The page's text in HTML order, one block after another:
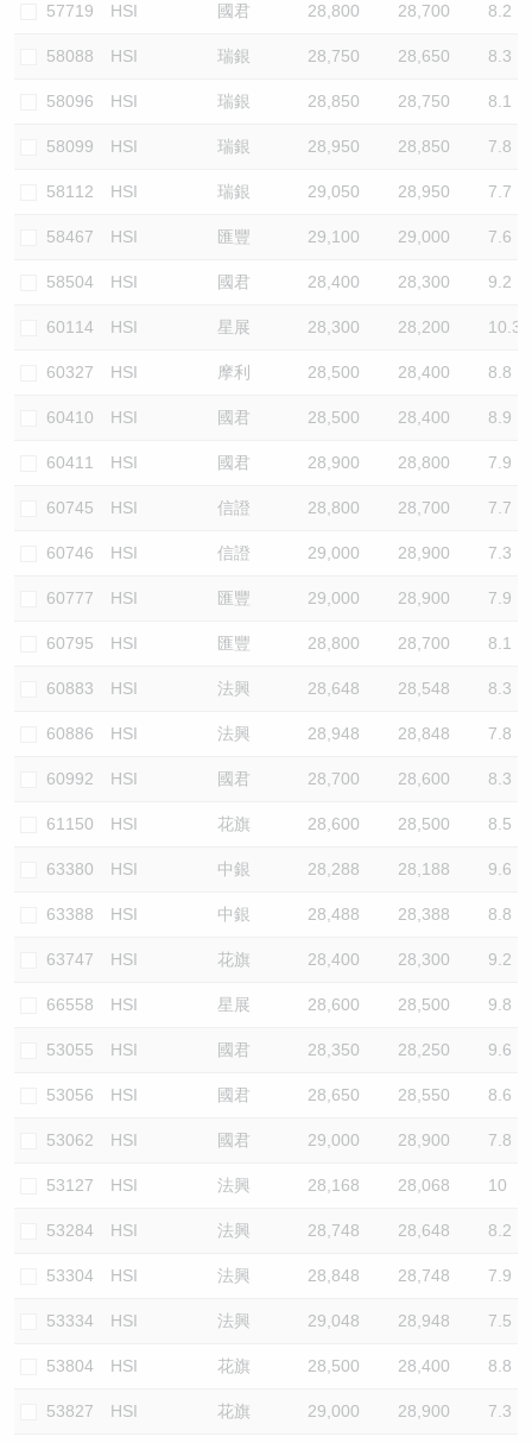
57719 HSI 國君 28,800 28,700 8.2
58088 HSI 瑞銀 28,750 28,650 8.3
58096 HSI 瑞銀 28,850 28,750 8.1
58099 HSI 瑞銀 28,950 28,850 7.8
58112 HSI 瑞銀 29,050 28,950 7.7
58467 HSI 匯豐 29,100 29,000 7.6
58504 HSI 國君 28,400 28,300 9.2
60114 HSI 星展 28,300 28,200 10.3
60327 HSI 摩利 28,500 28,400 8.8
60410 HSI 國君 28,500 28,400 8.9
60411 HSI 國君 28,900 28,800 7.9
60745 HSI 信證 28,800 28,700 7.7
60746 HSI 信證 29,000 28,900 7.3
60777 HSI 匯豐 29,000 28,900 7.9
60795 HSI 匯豐 28,800 28,700 8.1
60883 HSI 法興 28,648 28,548 8.3
60886 HSI 法興 28,948 28,848 7.8
60992 HSI 國君 28,700 28,600 8.3
61150 HSI 花旗 28,600 28,500 8.5
63380 HSI 中銀 28,288 28,188 9.6
63388 HSI 中銀 28,488 28,388 8.8
63747 HSI 花旗 28,400 28,300 9.2
66558 HSI 星展 28,600 28,500 9.8
53055 HSI 國君 28,350 28,250 9.6
53056 HSI 國君 28,650 28,550 8.6
53062 HSI 國君 29,000 28,900 7.8
53127 HSI 法興 28,168 28,068 10
53284 HSI 法興 28,748 28,648 8.2
53304 HSI 法興 28,848 28,748 7.9
53334 HSI 法興 29,048 28,948 7.5
53804 HSI 花旗 28,500 28,400 8.8
53827 HSI 花旗 29,000 28,900 7.3